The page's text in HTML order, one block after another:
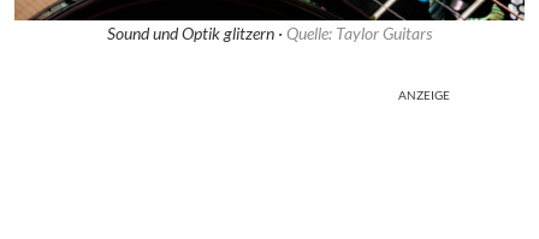
Sound und Optik glitzern · Quelle: Taylor Guitars
ANZEIGE